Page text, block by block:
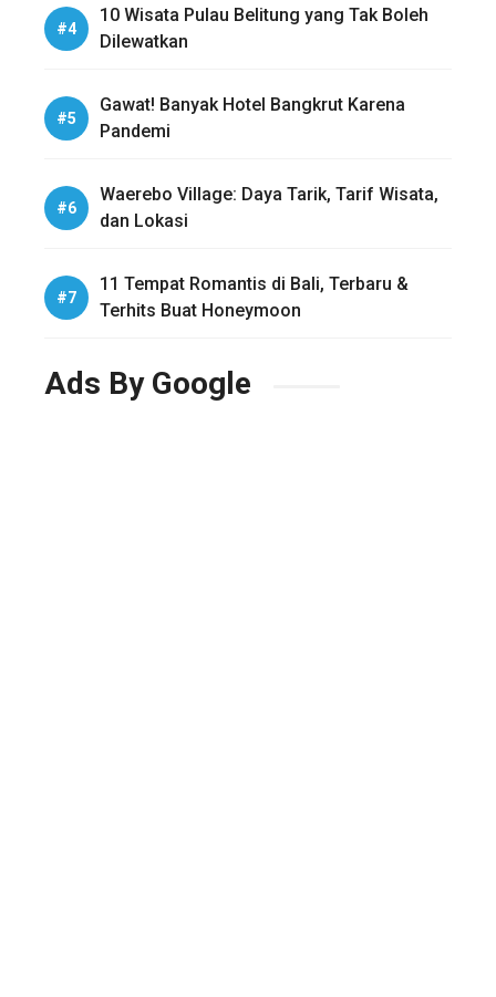
10 Wisata Pulau Belitung yang Tak Boleh
Dilewatkan
Gawat! Banyak Hotel Bangkrut Karena
Pandemi
Waerebo Village: Daya Tarik, Tarif Wisata,
dan Lokasi
11 Tempat Romantis di Bali, Terbaru &
Terhits Buat Honeymoon
Ads By Google